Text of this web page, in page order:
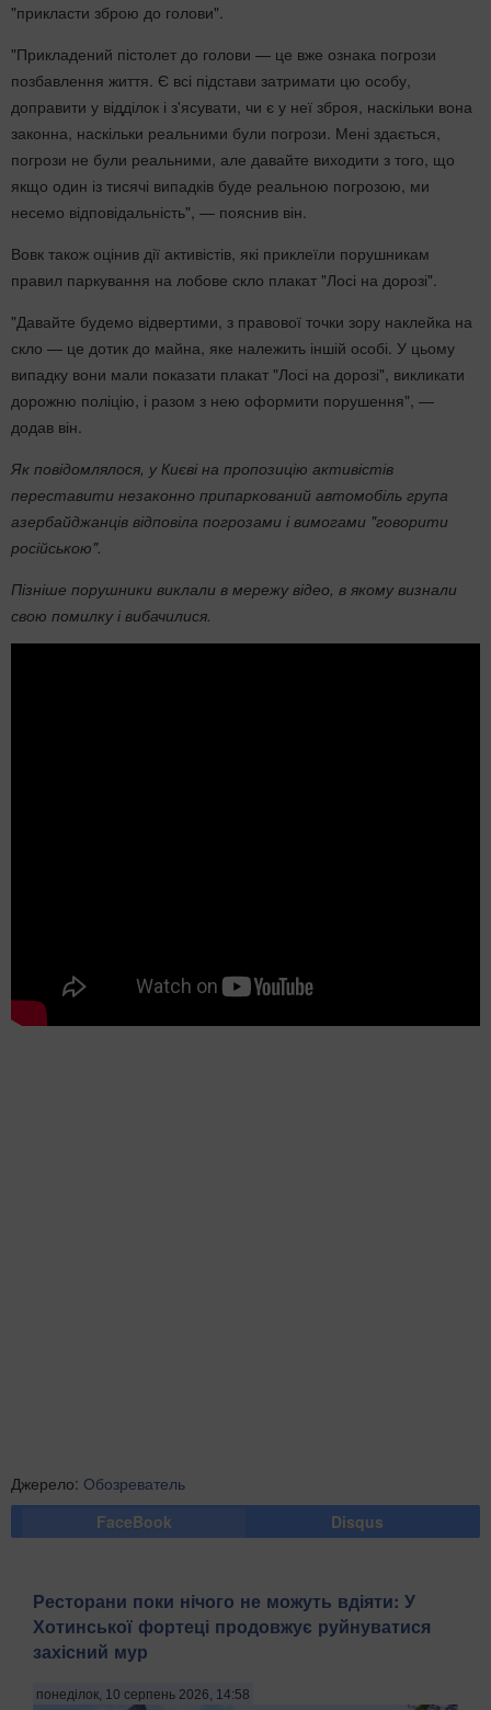
"прикласти зброю до голови".
"Прикладений пістолет до голови — це вже ознака погрози
позбавлення життя. Є всі підстави затримати цю особу,
доправити у відділок і з'ясувати, чи є у неї зброя, наскільки вона
законна, наскільки реальними були погрози. Мені здається,
погрози не були реальними, але давайте виходити з того, що
якщо один із тисячі випадків буде реальною погрозою, ми
несемо відповідальність", — пояснив він.
Вовк також оцінив дії активістів, які приклеїли порушникам
правил паркування на лобове скло плакат "Лосі на дорозі".
"Давайте будемо відвертими, з правової точки зору наклейка на
скло — це дотик до майна, яке належить іншій особі. У цьому
випадку вони мали показати плакат "Лосі на дорозі", викликати
дорожню поліцію, і разом з нею оформити порушення", —
додав він.
Як повідомлялося, у Києві на пропозицію активістів
переставити незаконно припаркований автомобіль група
азербайджанців відповіла погрозами і вимогами "говорити
російською".
Пізніше порушники виклали в мережу відео, в якому визнали
свою помилку і вибачилися.
Джерело: Обозреватель
FaceBook
Disqus
Ресторани поки нічого не можуть вдіяти: У
Хотинської фортеці продовжує руйнуватися
захісний мур
понеділок, 10 серпень 2026, 14:58